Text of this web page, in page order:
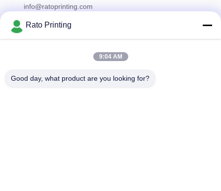
info@ratoprinting.com
Abonneer u op onze nieuwsbrief voor kortingen en meer.
Rato Printing
9:04 AM
Good day, what product are you looking for?